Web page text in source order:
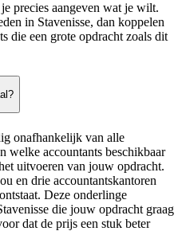
precies aangeven wat je wilt.
in Stavenisse, dan koppelen
die een grote opdracht zoals dit
onafhankelijk van alle
welke accountants beschikbaar
uitvoeren van jouw opdracht.
en drie accountantskantoren
Deze onderlinge
die jouw opdracht graag
dat de prijs een stuk beter